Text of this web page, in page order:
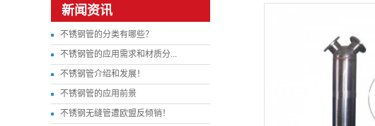
新闻资讯
不锈钢管的分类有哪些？
不锈钢管的应用需求和材质分...
不锈钢管介绍和发展！
不锈钢管的应用前景
不锈钢无缝管遭欧盟反倾销！